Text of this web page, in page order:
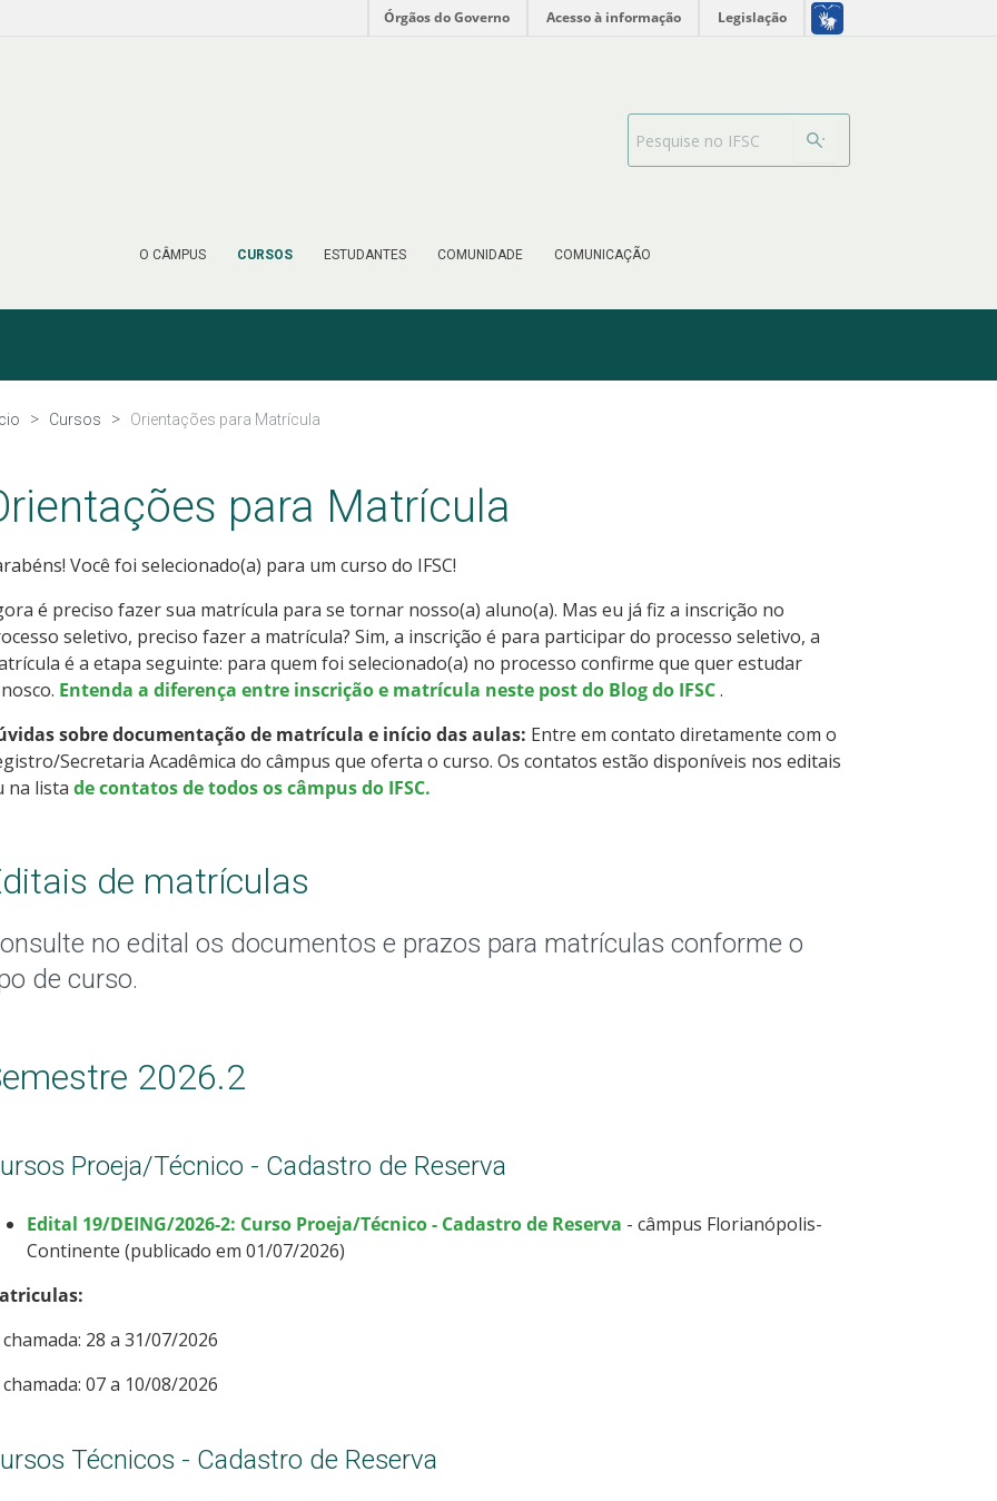
Órgãos do Governo Acesso à informação Legislação
O CÂMPUS CURSOS ESTUDANTES COMUNIDADE COMUNICAÇÃO
Barra de busca
Cursos Orientações para Matrícula
para Matrícula
Você foi selecionado(a) para um curso do IFSC!
é preciso fazer sua matrícula para se tornar nosso(a) aluno(a). Mas eu já fiz a inscrição no
seletivo, preciso fazer a matrícula? Sim, a inscrição é para participar do processo seletivo, a
é a etapa seguinte: para quem foi selecionado(a) no processo confirme que quer estudar
Entenda a diferença entre inscrição e matrícula neste post do Blog do IFSC.
sobre documentação de matrícula e início das aulas: Entre em contato diretamente com o
Secretaria Acadêmica do câmpus que oferta o curso. Os contatos estão disponíveis nos editais
na lista de contatos de todos os câmpus do IFSC.
de matrículas
no edital os documentos e prazos para matrículas conforme o
de curso.
2026.2
Proeja/Técnico - Cadastro de Reserva
Edital 19/DEING/2026-2: Curso Proeja/Técnico - Cadastro de Reserva - câmpus Florianópolis-
Continente (publicado em 01/07/2026)
chamada: 28 a 31/07/2026
chamada: 07 a 10/08/2026
Técnicos - Cadastro de Reserva